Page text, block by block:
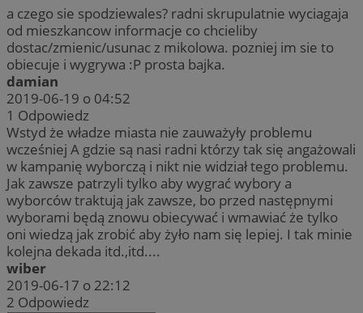
a czego sie spodziewales? radni skrupulatnie wyciagaja
od mieszkancow informacje co chcieliby
dostac/zmienic/usunac z mikolowa. pozniej im sie to
obiecuje i wygrywa :P prosta bajka.
damian
2019-06-19 o 04:52
1 Odpowiedz
Wstyd że władze miasta nie zauważyły problemu
wcześniej A gdzie są nasi radni którzy tak się angażowali
w kampanię wyborczą i nikt nie widział tego problemu.
Jak zawsze patrzyli tylko aby wygrać wybory a
wyborców traktują jak zawsze, bo przed następnymi
wyborami będą znowu obiecywać i wmawiać że tylko
oni wiedzą jak zrobić aby żyło nam się lepiej. I tak minie
kolejna dekada itd.,itd....
wiber
2019-06-17 o 22:12
2 Odpowiedz